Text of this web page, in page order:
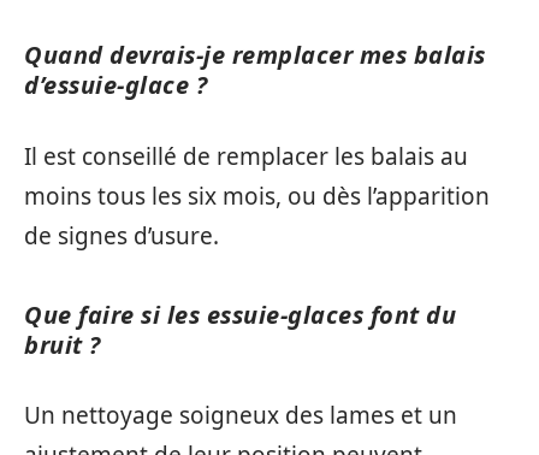
Quand devrais-je remplacer mes balais
d’essuie-glace ?
Il est conseillé de remplacer les balais au
moins tous les six mois, ou dès l’apparition
de signes d’usure.
Que faire si les essuie-glaces font du
bruit ?
Un nettoyage soigneux des lames et un